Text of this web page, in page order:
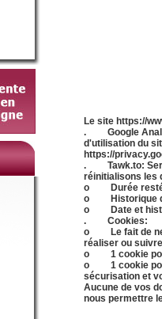
Le site https://
. Google
d'utilisation du
https://
. Tawk.to:
réinitialisons les
o Durée
o Historique
o Date et
. Cookies:
o Le fait de ne
réaliser ou
o 1 cookie pour
o 1 cookie pour
sécurisation et
Aucune de vos
nous permettre